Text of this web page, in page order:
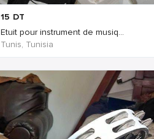
15 DT
Etuit pour instrument de musiq...
Tunis, Tunisia